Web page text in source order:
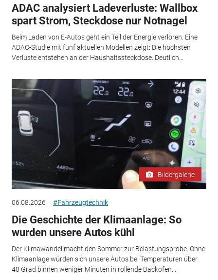
ADAC analysiert Ladeverluste: Wallbox
spart Strom, Steckdose nur Notnagel
Beim Laden von E-Autos geht ein Teil der Energie verloren. Eine
ADAC-Studie mit fünf aktuellen Modellen zeigt: Die höchsten
Verluste entstehen an der Haushaltssteckdose. Deutlich...
Bildergalerie
06.08.2026 #Fahrzeugtechnik
Die Geschichte der Klimaanlage: So
wurden unsere Autos kühl
Der Klimawandel macht den Sommer zur Belastungsprobe. Ohne
Klimaanlage würden sich unsere Autos bei Temperaturen über
40 Grad binnen weniger Minuten in rollende Backöfen...